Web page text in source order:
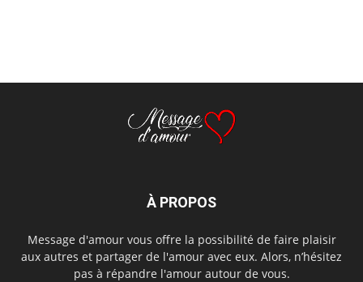
À PROPOS
Message d'amour vous offre la possibilité de faire plaisir
aux autres et partager de l'amour avec eux. Alors, n’hésitez
pas à répandre l'amour autour de vous.